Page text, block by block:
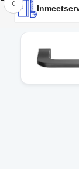
Inmeetservice
Montageservice
Advies op maat
Showroom
Inmeetservice